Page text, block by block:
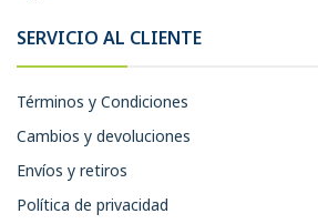
SERVICIO AL CLIENTE
Términos y Condiciones
Cambios y devoluciones
Envíos y retiros
Política de privacidad